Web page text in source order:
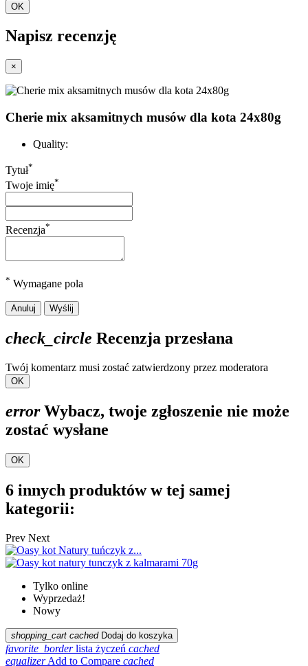
OK
Napisz recenzję
×
Cherie mix aksamitnych musów dla kota 24x80g
Quality:
Tytuł*
Twoje imię*
Recenzja*
* Wymagane pola
Anuluj Wyślij
check_circle Recenzja przesłana
Twój komentarz musi zostać zatwierdzony przez moderatora
OK
errorWybacz, twoje zgłoszenie nie może
zostać wysłane
OK
6 innych produktów w tej samej
kategorii:
Prev Next
Tylko online
Wyprzedaż!
Nowy
shopping_cart cached Dodaj do koszyka
favorite_border lista życzeń cached
equalizer Add to Compare cached